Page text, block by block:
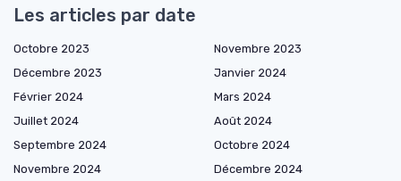
Les articles par date
Octobre 2023
Novembre 2023
Décembre 2023
Janvier 2024
Février 2024
Mars 2024
Juillet 2024
Août 2024
Septembre 2024
Octobre 2024
Novembre 2024
Décembre 2024